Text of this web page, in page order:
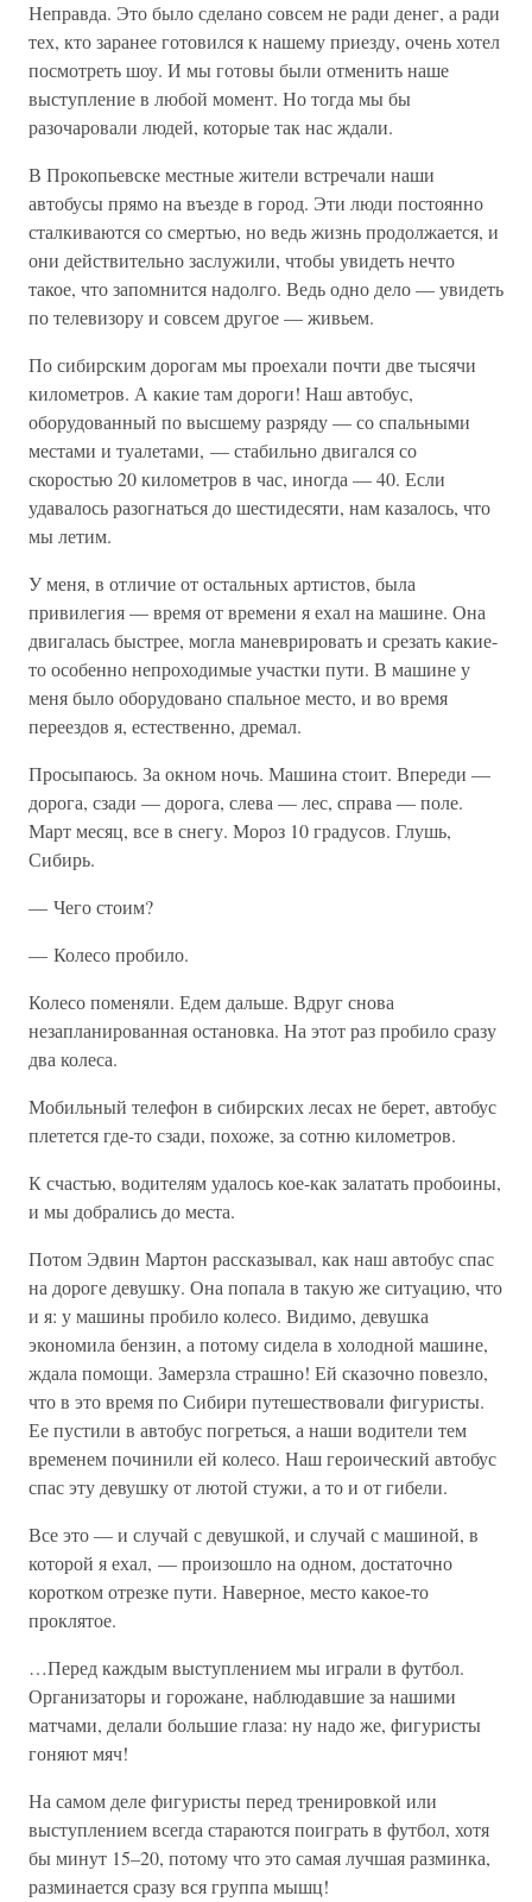
Неправда. Это было сделано совсем не ради денег, а ради
тех, кто заранее готовился к нашему приезду, очень хотел
посмотреть шоу. И мы готовы были отменить наше
выступление в любой момент. Но тогда мы бы
разочаровали людей, которые так нас ждали.
В Прокопьевске местные жители встречали наши
автобусы прямо на въезде в город. Эти люди постоянно
сталкиваются со смертью, но ведь жизнь продолжается, и
они действительно заслужили, чтобы увидеть нечто
такое, что запомнится надолго. Ведь одно дело — увидеть
по телевизору и совсем другое — живьем.
По сибирским дорогам мы проехали почти две тысячи
километров. А какие там дороги! Наш автобус,
оборудованный по высшему разряду — со спальными
местами и туалетами, — стабильно двигался со
скоростью 20 километров в час, иногда — 40. Если
удавалось разогнаться до шестидесяти, нам казалось, что
мы летим.
У меня, в отличие от остальных артистов, была
привилегия — время от времени я ехал на машине. Она
двигалась быстрее, могла маневрировать и срезать какие-
то особенно непроходимые участки пути. В машине у
меня было оборудовано спальное место, и во время
переездов я, естественно, дремал.
Просыпаюсь. За окном ночь. Машина стоит. Впереди —
дорога, сзади — дорога, слева — лес, справа — поле.
Март месяц, все в снегу. Мороз 10 градусов. Глушь,
Сибирь.
— Чего стоим?
— Колесо пробило.
Колесо поменяли. Едем дальше. Вдруг снова
незапланированная остановка. На этот раз пробило сразу
два колеса.
Мобильный телефон в сибирских лесах не берет, автобус
плетется где-то сзади, похоже, за сотню километров.
К счастью, водителям удалось кое-как залатать пробоины,
и мы добрались до места.
Потом Эдвин Мартон рассказывал, как наш автобус спас
на дороге девушку. Она попала в такую же ситуацию, что
и я: у машины пробило колесо. Видимо, девушка
экономила бензин, а потому сидела в холодной машине,
ждала помощи. Замерзла страшно! Ей сказочно повезло,
что в это время по Сибири путешествовали фигуристы.
Ее пустили в автобус погреться, а наши водители тем
временем починили ей колесо. Наш героический автобус
спас эту девушку от лютой стужи, а то и от гибели.
Все это — и случай с девушкой, и случай с машиной, в
которой я ехал, — произошло на одном, достаточно
коротком отрезке пути. Наверное, место какое-то
проклятое.
…Перед каждым выступлением мы играли в футбол.
Организаторы и горожане, наблюдавшие за нашими
матчами, делали большие глаза: ну надо же, фигуристы
гоняют мяч!
На самом деле фигуристы перед тренировкой или
выступлением всегда стараются поиграть в футбол, хотя
бы минут 15–20, потому что это самая лучшая разминка,
разминается сразу вся группа мышц!